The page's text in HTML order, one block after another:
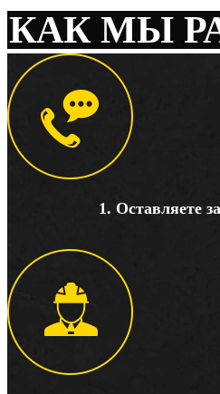
КАК МЫ
1. Оставляете